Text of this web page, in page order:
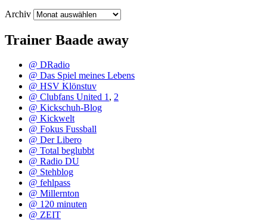
Archiv
Trainer Baade away
@ DRadio
@ Das Spiel meines Lebens
@ HSV Klönstuv
@ Clubfans United 1, 2
@ Kickschuh-Blog
@ Kickwelt
@ Fokus Fussball
@ Der Libero
@ Total beglubbt
@ Radio DU
@ Stehblog
@ fehlpass
@ Millernton
@ 120 minuten
@ ZEIT